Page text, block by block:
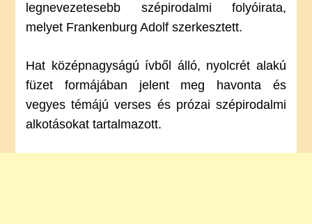
legnevezetesebb szépirodalmi folyóirata,
melyet Frankenburg Adolf szerkesztett.
Hat középnagyságú ívből álló, nyolcrét alakú
füzet formájában jelent meg havonta és
vegyes témájú verses és prózai szépirodalmi
alkotásokat tartalmazott.